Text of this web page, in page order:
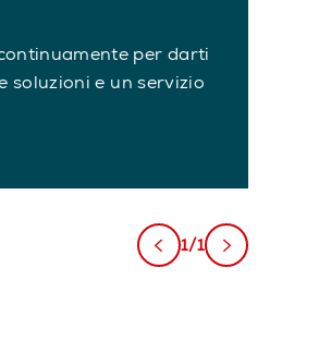
per darti
soluzioni e un servizio
1/1